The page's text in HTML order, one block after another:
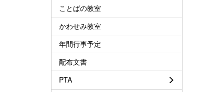
ことばの教室
かわせみ教室
年間行事予定
配布文書
PTA